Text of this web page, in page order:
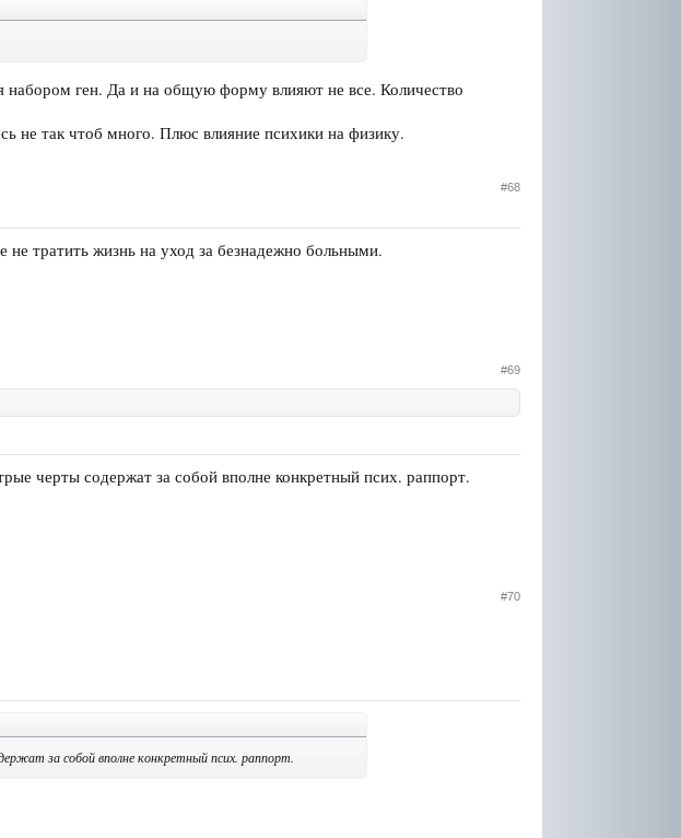
набором ген. Да и на общую форму влияют не все. Количество
не так чтоб много. Плюс влияние психики на физику.
#68
тратить жизнь на уход за безнадежно больными.
#69
черты содержат за собой вполне конкретный псих. раппорт.
#70
за собой вполне конкретный псих. раппорт.